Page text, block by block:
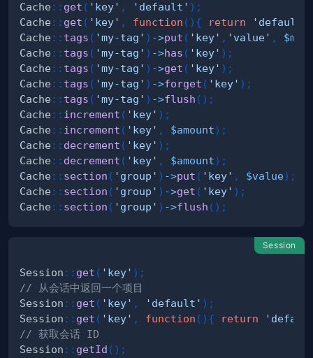
Cache :: get ( 'key' , 'default' ) ;
Cache :: get ( 'key' , function ( ) { return 'default'
Cache :: tags ( 'my-tag' ) ->put ( 'key' , 'value' ,
Cache :: tags ( 'my-tag' ) ->has ( 'key' ) ;
Cache :: tags ( 'my-tag' ) ->get ( 'key' ) ;
Cache :: tags ( 'my-tag' ) ->forget ( 'key' ) ;
Cache :: tags ( 'my-tag' ) ->flush ( ) ;
Cache :: increment ( 'key' ) ;
Cache :: increment ( 'key' , $amount) ;
Cache :: decrement ( 'key' ) ;
Cache :: decrement ( 'key' , $amount) ;
Cache :: section ( 'group' ) ->put ( 'key' , $value) ;
Cache :: section ( 'group' ) ->get ( 'key' ) ;
Cache :: section ( 'group' ) ->flush ( ) ;
Session
Session :: get ( 'key' ) ;
// 从会话中返回一个项目
Session :: get ( 'key' , 'default' ) ;
Session :: get ( 'key' , function ( ) { return
// 获取会话 ID
Session :: getId ( ) ;